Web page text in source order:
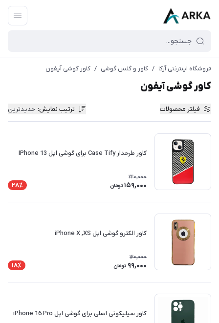
فروشگاه اینترنتی آرکا / کاور و گلس گوشی / کاور گوشی آیفون
کاور گوشی آیفون
فیلتر محصولات ترتیب نمایش: جدیدترین
کاور طرحدار Case Tify برای گوشی اپل IPhone 13
220,000
159,000 تومان 28٪
کاور الکترو گوشی اپل iPhone X ,XS
120,000
99,000 تومان 18٪
کاور سیلیکونی اصلی برای گوشی اپل iPhone 16 Pro